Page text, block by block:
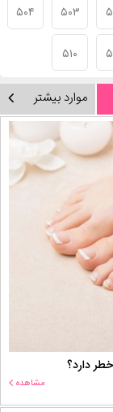
۵۰۳ ۵۰۴
۵۱۰
موارد بیشتر
دارد؟
مشاهده